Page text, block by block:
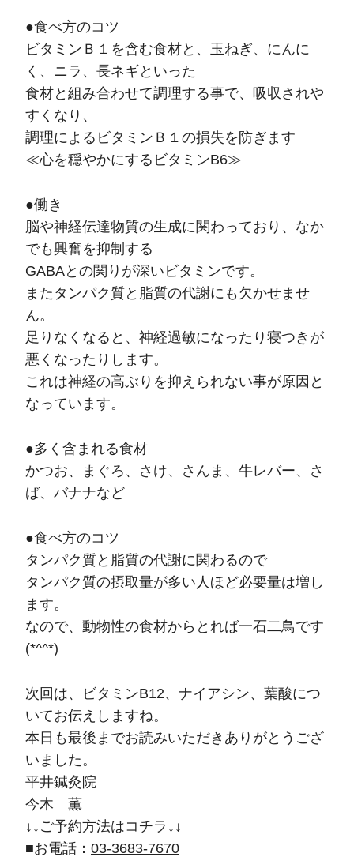
●食べ方のコツ
ビタミンＢ１を含む食材と、玉ねぎ、にんに
く、ニラ、長ネギといった
食材と組み合わせて調理する事で、吸収されや
すくなり、
調理によるビタミンＢ１の損失を防ぎます
≪心を穏やかにするビタミンB6≫
●働き
脳や神経伝達物質の生成に関わっており、なか
でも興奮を抑制する
GABAとの関りが深いビタミンです。
またタンパク質と脂質の代謝にも欠かせませ
ん。
足りなくなると、神経過敏になったり寝つきが
悪くなったりします。
これは神経の高ぶりを抑えられない事が原因と
なっています。
●多く含まれる食材
かつお、まぐろ、さけ、さんま、牛レバー、さ
ば、バナナなど
●食べ方のコツ
タンパク質と脂質の代謝に関わるので
タンパク質の摂取量が多い人ほど必要量は増し
ます。
なので、動物性の食材からとれば一石二鳥です
(*^^*)
次回は、ビタミンB12、ナイアシン、葉酸につ
いてお伝えしますね。
本日も最後までお読みいただきありがとうござ
いました。
平井鍼灸院
今木 薫
↓↓ご予約方法はコチラ↓↓
■お電話： 03-3683-7670